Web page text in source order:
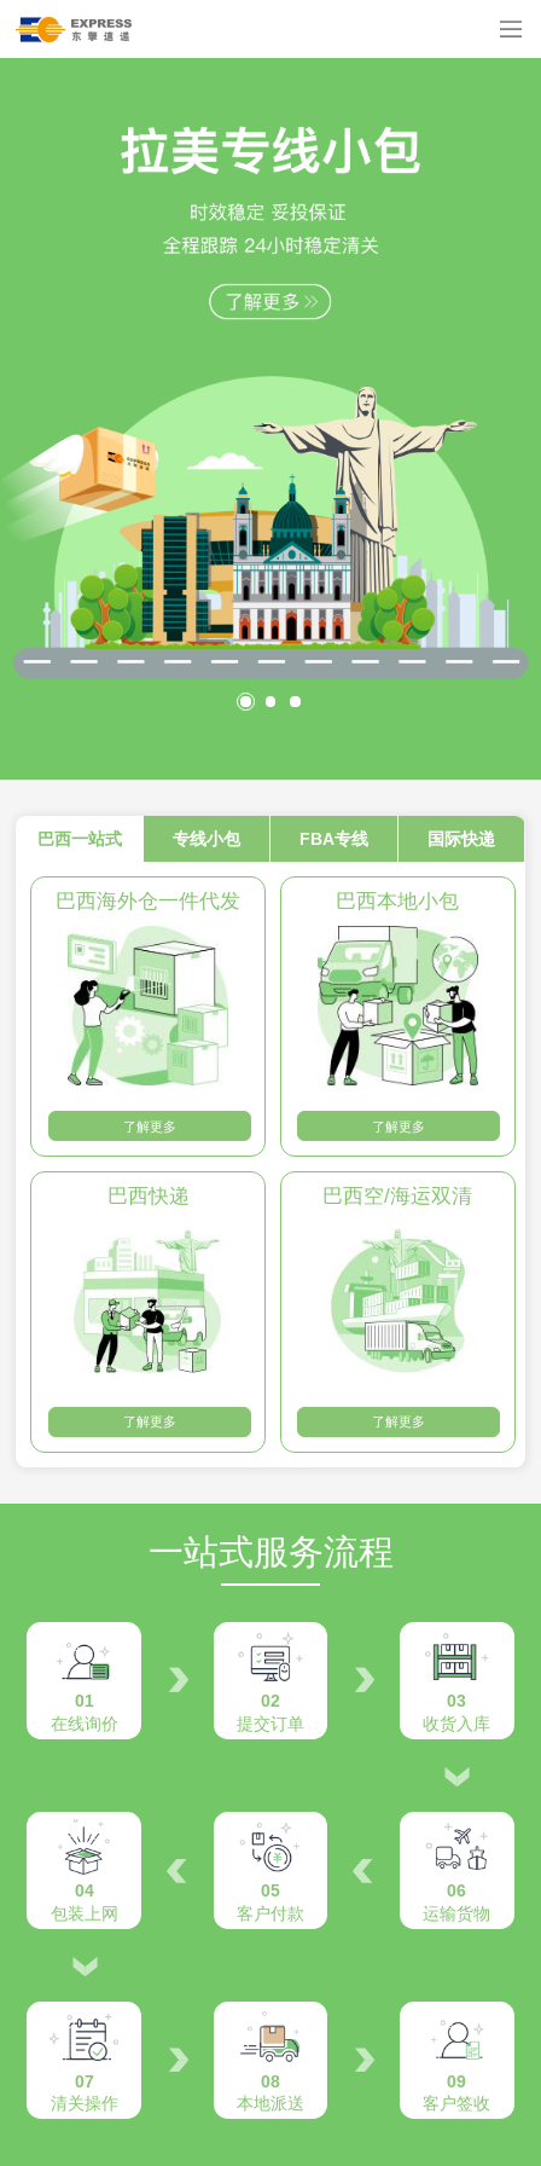
巴西一站式 专线小包 FBA专线 国际快递
巴西海外仓一件代发
了解更多
巴西本地小包
了解更多
巴西快递
了解更多
巴西空/海运双清
了解更多
一站式服务流程
01
在线询价
02
提交订单
03
收货入库
04
包装上网
05
客户付款
06
运输货物
07
清关操作
08
本地派送
09
客户签收